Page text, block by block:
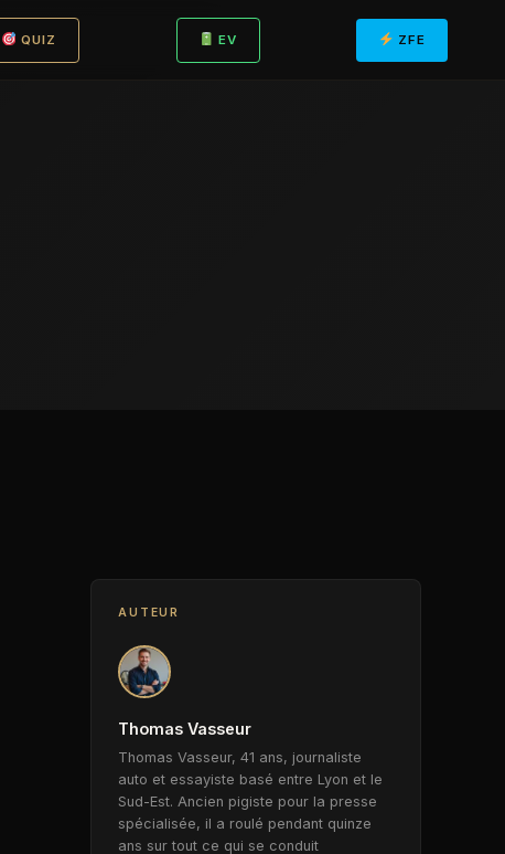
QUIZ EV ZFE
AUTEUR
Thomas Vasseur
Thomas Vasseur, 41 ans, journaliste
auto et essayiste basé entre Lyon et le
Sud-Est. Ancien pigiste pour la presse
spécialisée, il a roulé pendant quinze
ans sur tout ce qui se conduit